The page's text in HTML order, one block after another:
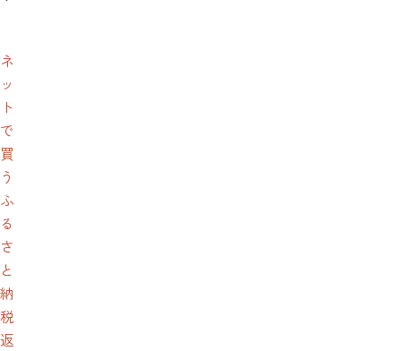
ネ
ッ
ト
で
買
う
ふ
る
さ
と
納
税
返